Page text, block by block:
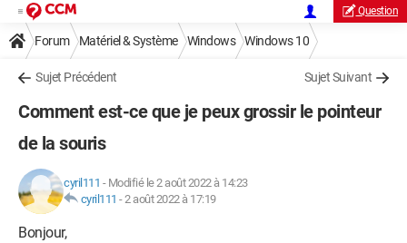
Question
Forum Matériel & Système Windows Windows 10
Sujet Précédent Sujet Suivant
Comment est-ce que je peux grossir le pointeur
de la souris
cyril111 - Modifié le 2 août 2022 à 14:23
cyril111 -2 août 2022 à 17:19
Bonjour,